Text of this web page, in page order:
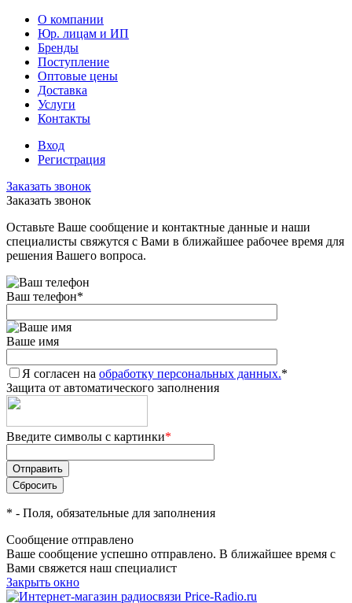
О компании
Юр. лицам и ИП
Бренды
Поступление
Оптовые цены
Доставка
Услуги
Контакты
Вход
Регистрация
Заказать звонок
Заказать звонок
Оставьте Ваше сообщение и контактные данные и наши
специалисты свяжутся с Вами в ближайшее рабочее время для
решения Вашего вопроса.
Ваш телефон*
Ваше имя
Я согласен на обработку персональных данных.*
Защита от автоматического заполнения
Введите символы с картинки*
* - Поля, обязательные для заполнения
Сообщение отправлено
Ваше сообщение успешно отправлено. В ближайшее время с
Вами свяжется наш специалист
Закрыть окно